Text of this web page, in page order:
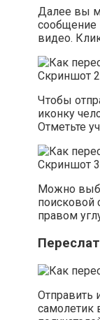
Далее вы
сообщение
видео.
Чтобы
иконку
Отметьте
Можно
поисковой
правом
Отправить
самолетик